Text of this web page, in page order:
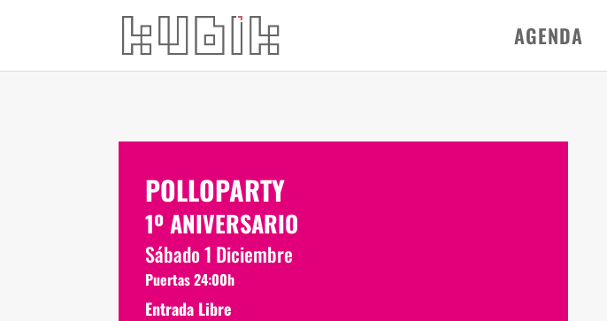
AGENDA
.
POLLOPARTY
1º ANIVERSARIO
Sábado 1 Diciembre
Puertas 24:00h
Entrada Libre